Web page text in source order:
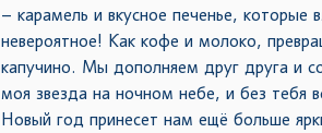
– карамель и вкусное печенье, которые
невероятное! Как кофе и молоко,
капучино. Мы дополняем друг друга и
моя звезда на ночном небе, и без тебя
Новый год принесет нам ещё больше